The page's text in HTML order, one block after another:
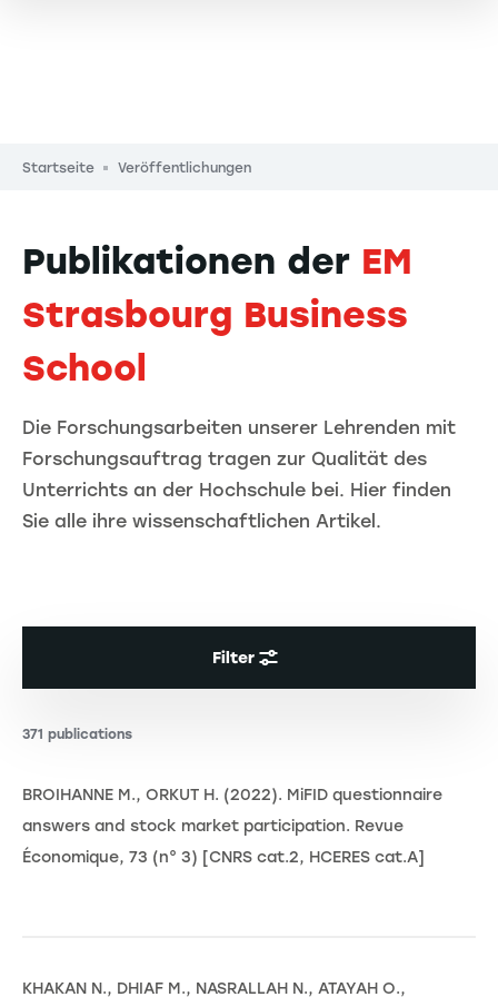
Pfadnavigation
Startseite Veröffentlichungen
Publikationen der EM
Strasbourg Business
School
Die Forschungsarbeiten unserer Lehrenden mit
Forschungsauftrag tragen zur Qualität des
Unterrichts an der Hochschule bei. Hier finden
Sie alle ihre wissenschaftlichen Artikel.
Filter
371 publications
BROIHANNE M., ORKUT H. (2022). MiFID questionnaire
answers and stock market participation. Revue
Économique, 73 (n° 3) [CNRS cat.2, HCERES cat.A]
KHAKAN N., DHIAF M., NASRALLAH N., ATAYAH O.,